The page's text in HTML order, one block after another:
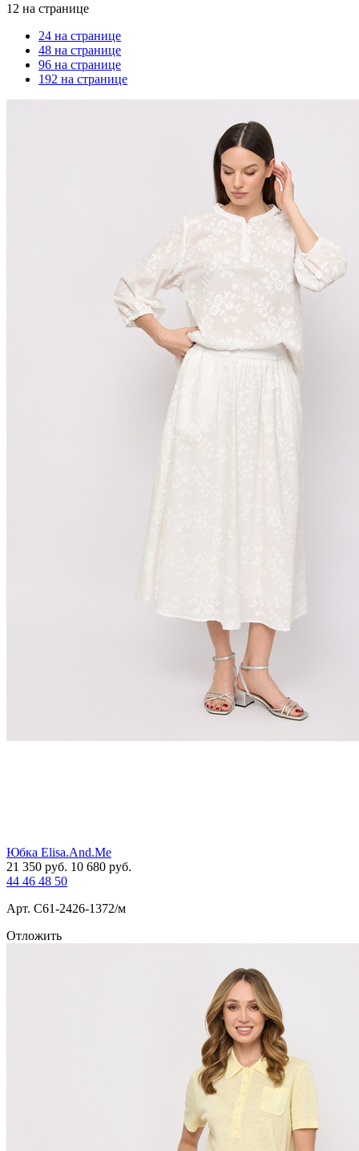
12 на странице
24 на странице
48 на странице
96 на странице
192 на странице
Юбка Elisa.And.Me
21 350 руб. 10 680 руб.
44 46 48 50
Арт. С61-2426-1372/м
Отложить